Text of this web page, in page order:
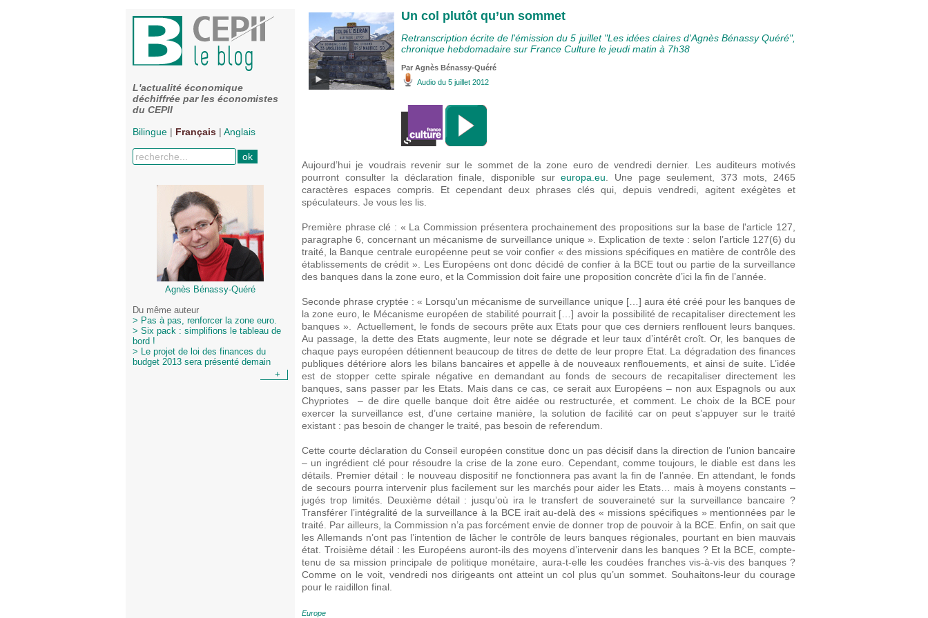
L'actualité économique
déchiffrée par les économistes
du CEPII
Bilingue | Français | Anglais
Agnès Bénassy-Quéré
Du même auteur
> Pas à pas, renforcer la zone euro.
> Six pack : simplifions le tableau de
bord !
> Le projet de loi des finances du
budget 2013 sera présenté demain
+
Un col plutôt qu’un sommet
Retranscription écrite de l'émission du 5 juillet "Les idées claires d'Agnès Bénassy Quéré",
chronique hebdomadaire sur France Culture le jeudi matin à 7h38
Par Agnès Bénassy-Quéré
Audio du 5 juillet 2012
Aujourd’hui je voudrais revenir sur le sommet de la zone euro de vendredi dernier. Les auditeurs motivés
pourront consulter la déclaration finale, disponible sureuropa.eu. Une page seulement, 373 mots, 2465
caractères espaces compris. Et cependant deux phrases clés qui, depuis vendredi, agitent exégètes et
spéculateurs. Je vous les lis.
Première phrase clé : « La Commission présentera prochainement des propositions sur la base de l'article 127,
paragraphe 6, concernant un mécanisme de surveillance unique ». Explication de texte : selon l’article 127(6) du
traité, la Banque centrale européenne peut se voir confier « des missions spécifiques en matière de contrôle des
établissements de crédit ». Les Européens ont donc décidé de confier à la BCE tout ou partie de la surveillance
des banques dans la zone euro, et la Commission doit faire une proposition concrète d’ici la fin de l’année.
Seconde phrase cryptée : « Lorsqu'un mécanisme de surveillance unique […] aura été créé pour les banques de
la zone euro, le Mécanisme européen de stabilité pourrait […] avoir la possibilité de recapitaliser directement les
banques ». Actuellement, le fonds de secours prête aux Etats pour que ces derniers renflouent leurs banques.
Au passage, la dette des Etats augmente, leur note se dégrade et leur taux d’intérêt croît. Or, les banques de
chaque pays européen détiennent beaucoup de titres de dette de leur propre Etat. La dégradation des finances
publiques détériore alors les bilans bancaires et appelle à de nouveaux renflouements, et ainsi de suite. L’idée
est de stopper cette spirale négative en demandant au fonds de secours de recapitaliser directement les
banques, sans passer par les Etats. Mais dans ce cas, ce serait aux Européens – non aux Espagnols ou aux
Chypriotes – de dire quelle banque doit être aidée ou restructurée, et comment. Le choix de la BCE pour
exercer la surveillance est, d’une certaine manière, la solution de facilité car on peut s’appuyer sur le traité
existant : pas besoin de changer le traité, pas besoin de referendum.
Cette courte déclaration du Conseil européen constitue donc un pas décisif dans la direction de l’union bancaire
– un ingrédient clé pour résoudre la crise de la zone euro. Cependant, comme toujours, le diable est dans les
détails. Premier détail : le nouveau dispositif ne fonctionnera pas avant la fin de l’année. En attendant, le fonds
de secours pourra intervenir plus facilement sur les marchés pour aider les Etats… mais à moyens constants –
jugés trop limités. Deuxième détail : jusqu’où ira le transfert de souveraineté sur la surveillance bancaire ?
Transférer l’intégralité de la surveillance à la BCE irait au-delà des « missions spécifiques » mentionnées par le
traité. Par ailleurs, la Commission n’a pas forcément envie de donner trop de pouvoir à la BCE. Enfin, on sait que
les Allemands n’ont pas l’intention de lâcher le contrôle de leurs banques régionales, pourtant en bien mauvais
état. Troisième détail : les Européens auront-ils des moyens d’intervenir dans les banques ? Et la BCE, compte-
tenu de sa mission principale de politique monétaire, aura-t-elle les coudées franches vis-à-vis des banques ?
Comme on le voit, vendredi nos dirigeants ont atteint un col plus qu’un sommet. Souhaitons-leur du courage
pour le raidillon final.
Europe